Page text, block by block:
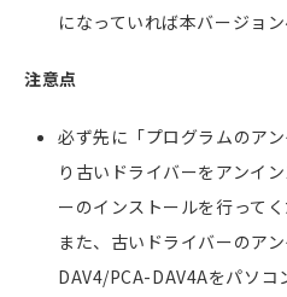
になっていれば本バージョン
注意点
必ず先に「プログラムのア
り古いドライバーをアンイ
ーのインストールを行ってく
また、古いドライバーのア
DAV4/PCA-DAV4Aをパソ